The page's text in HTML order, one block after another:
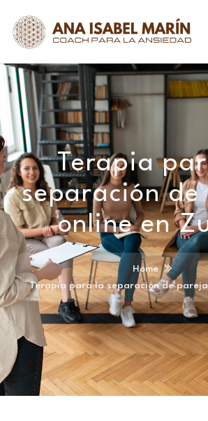
Terapia
separación
online en
Home
Terapia para la separación de